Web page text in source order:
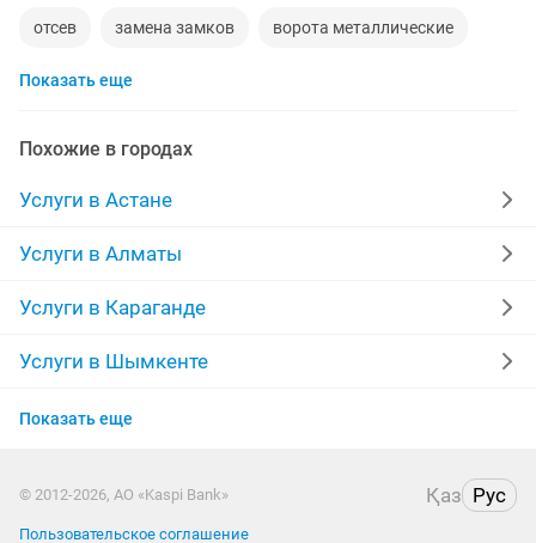
отсев замена замков ворота металлические
картридж
новые диваны
доставка отсева
аргонная сварка
межгород грузоперевозки
покраска эмульсия
Показать еще
Похожие в городах
Услуги в Астане
Услуги в Алматы
Услуги в Караганде
Услуги в Шымкенте
Услуги в Усть-Каменогорске
Услуги в Таразе
Показать еще
© 2012-2026, АО «Kaspi Bank» Қаз Рус
Пользовательское соглашение